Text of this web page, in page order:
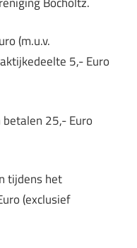
(m.u.v.
5,- Euro
25,- Euro
tijdens het
(exclusief